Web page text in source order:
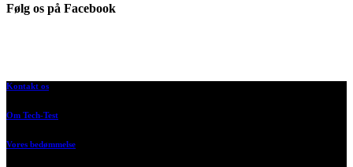
Følg os på Facebook
Kontakt os
Om Tech-Test
Vores bedømmelse